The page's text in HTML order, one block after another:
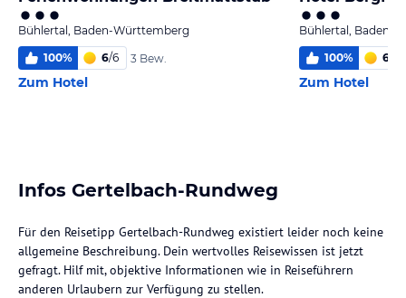
Bühlertal, Baden-Württemberg
100% 6/6 3 Bew.
Zum Hotel
Bühlertal, Baden-
100% 6,0
Zum Hotel
Infos Gertelbach-Rundweg
Für den Reisetipp Gertelbach-Rundweg existiert leider noch keine
allgemeine Beschreibung. Dein wertvolles Reisewissen ist jetzt
gefragt. Hilf mit, objektive Informationen wie in Reiseführern
anderen Urlaubern zur Verfügung zu stellen.